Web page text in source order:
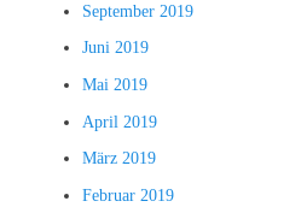
September 2019
Juni 2019
Mai 2019
April 2019
März 2019
Februar 2019